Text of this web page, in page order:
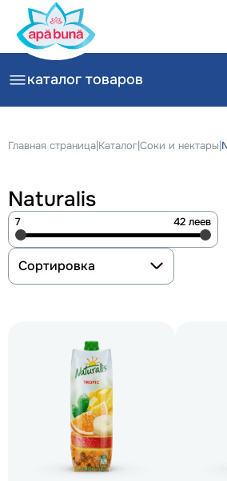
каталог товаров
Главная страница|Каталог|Соки и нектары|
Naturalis
7 42 леев
Сортировка